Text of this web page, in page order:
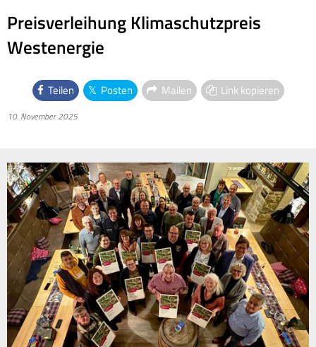
Preisverleihung Klimaschutzpreis
Westenergie
Teilen Posten Mailen Link kopieren
10. November 2025